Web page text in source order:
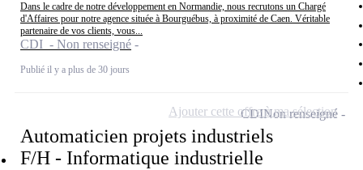
Dans le cadre de notre développement en Normandie, nous recrutons un Chargé
d'Affaires pour notre agence située à Bourguébus, à proximité de Caen. Véritable
partenaire de vos clients, vous...
CDI - Non renseigné
Publié il y a plus de 30 jours
Automaticien projets industriels
F/H - Informatique industrielle
CDINon renseigné
Ajouter cette offre à ma sélection